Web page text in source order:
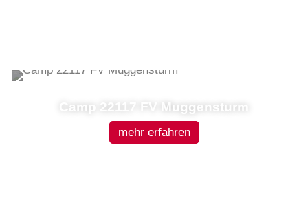
Camp 22117 FV Muggensturm
mehr erfahren